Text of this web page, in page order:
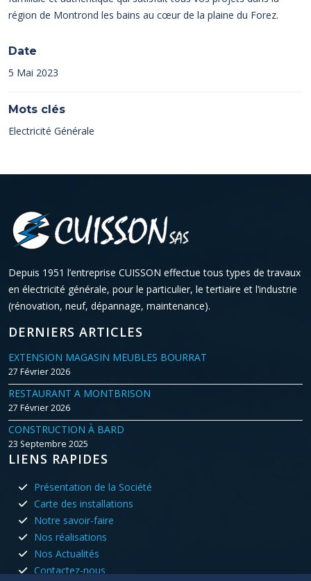
région de Montrond les bains au cœur de la plaine du Forez.
Date
5 Mai 2023
Mots clés
Electricité Générale
Depuis 1951 l’entreprise CUISSON effectue tous types de travaux
en électricité générale, pour le particulier, le tertiaire et l’industrie
(rénovation, neuf, dépannage, maintenance).
DERNIERS ARTICLES
EXTENSION MAGASIN MEUBLES BOURRAT
27 Février 2026
RESTAURANT A MONTBRISON
27 Février 2026
CONSTRUCTION À BARD
23 Septembre 2025
LIENS RAPIDES
Présentation de la Société
Carte des installations
Notre savoir-faire
Nos réalisations
Nos Actualités
Contactez-nous